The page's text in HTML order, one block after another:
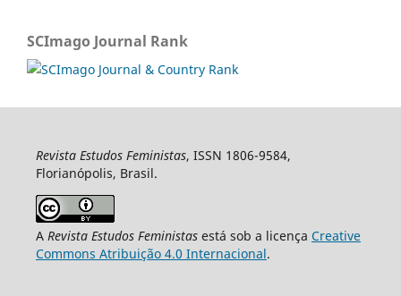
SCImago Journal Rank
Revista Estudos Feministas, ISSN 1806-9584,
Florianópolis, Brasil.
A Revista Estudos Feministasestá sob a licença Creative
Commons Atribuição 4.0 Internacional.